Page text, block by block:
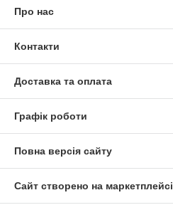
Про нас
Контакти
Доставка та оплата
Графік роботи
Повна версія сайту
Сайт створено на маркетплейсі